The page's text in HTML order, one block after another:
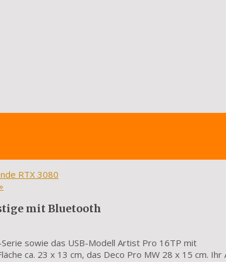
RTX 3080
mit Bluetooth
sowie das USB-Modell Artist Pro 16TP mit
ca. 23 x 13 cm, das Deco Pro MW 28 x 15 cm. Ihr